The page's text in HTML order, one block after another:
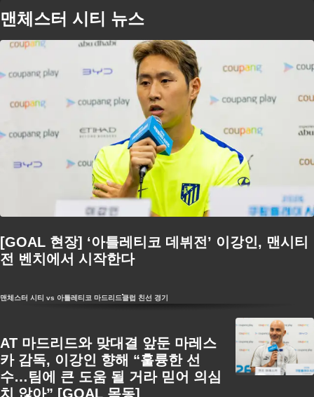
맨체스터 시티 뉴스
[GOAL 현장] ‘아틀레티코 데뷔전’ 이강인, 맨시티
전 벤치에서 시작한다
맨체스터 시티 vs 아틀레티코 마드리드클럽 친선 경기
AT 마드리드와 맞대결 앞둔 마레스
카 감독, 이강인 향해 “훌륭한 선
수…팀에 큰 도움 될 거라 믿어 의심
치 않아” [GOAL 목동]